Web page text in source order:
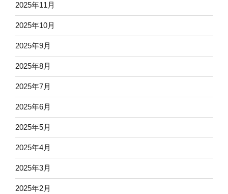
2025年11月
2025年10月
2025年9月
2025年8月
2025年7月
2025年6月
2025年5月
2025年4月
2025年3月
2025年2月